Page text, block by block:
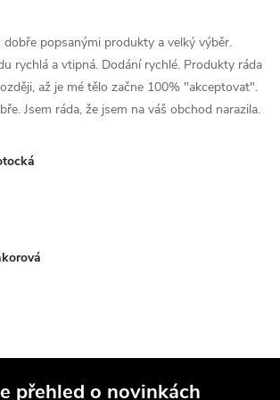
dobře popsanými produkty a velký výběr.
rychlá a vtipná. Dodání rychlé. Produkty ráda
až je mé tělo začne 100% "akceptovat".
Jsem ráda, že jsem na váš obchod narazila.
přehled o novinkách